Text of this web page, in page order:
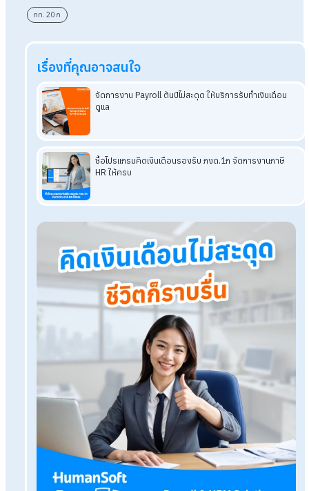
ขั้นตอนการยื่นก็ไม่ซับซ้อน เพียงเตรียมข้อมูลค่าจ้างและจำนวน
ลูกจ้างให้ครบ จากนั้นเข้าสู่ระบบ e-wage เลือกเมนูรายงานค่าจ้า
และกรอกข้อมูลตามขั้นตอน ก็สามารถยื่นแบบได้ทันที โดยไม่ต้องเ
ทางไปสำนักงานประกันสังคม
อ่านบทความที่เกี่ยวข้องเพิ่มเติม
สรุปครบเอกสารกองทุนเงินทดแทน กท.26ก กท.20ก กท.25ค
คืออะไร
กท. 20ก คืออะไร มีขั้นตอนการยื่นผ่านระบบ e-wageอย่างไ
กองทุนเงินทดแทนคืออะไร?กิจการใดบ้างที่ต้องจ่ายเงินสมทบ
กองทุนเงินทดแทนนายจ้างต้องจ่ายเท่าไหร่ และจ่าย
อย่างไร?
โปรแกรมเงินเดือน HumanSoft
ทดลองใช้ฟรี 30 วันครบทุกฟังก์ชัน
บริการขึ้นระบบ ฟรี ไม่มีค่าใช้จ่ายใดๆ ทั้งสิ้น ยกเลิกเมื่อไหร่ก็ได้
ทดลองใช้งานฟรี